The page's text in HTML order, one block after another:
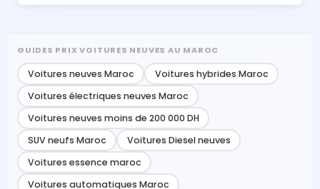
GUIDES PRIX VOITURES NEUVES AU MAROC
Voitures neuves Maroc
Voitures hybrides Maroc
Voitures électriques neuves Maroc
Voitures neuves moins de 200 000 DH
SUV neufs Maroc
Voitures Diesel neuves
Voitures essence maroc
Voitures automatiques Maroc